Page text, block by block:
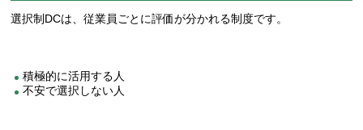
選択制DCは、従業員ごとに評価が分かれる制度です。
積極的に活用する人
不安で選択しない人